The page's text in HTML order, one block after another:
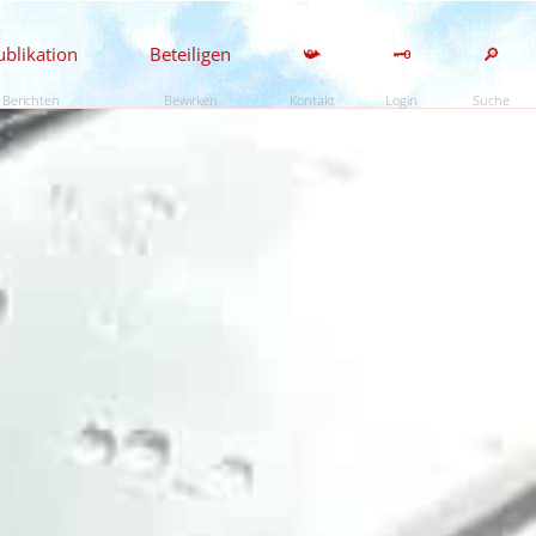
Berichten
Beteiligen
Bewirken
📯
Kontakt
🗝️
Login
🔎
Suche